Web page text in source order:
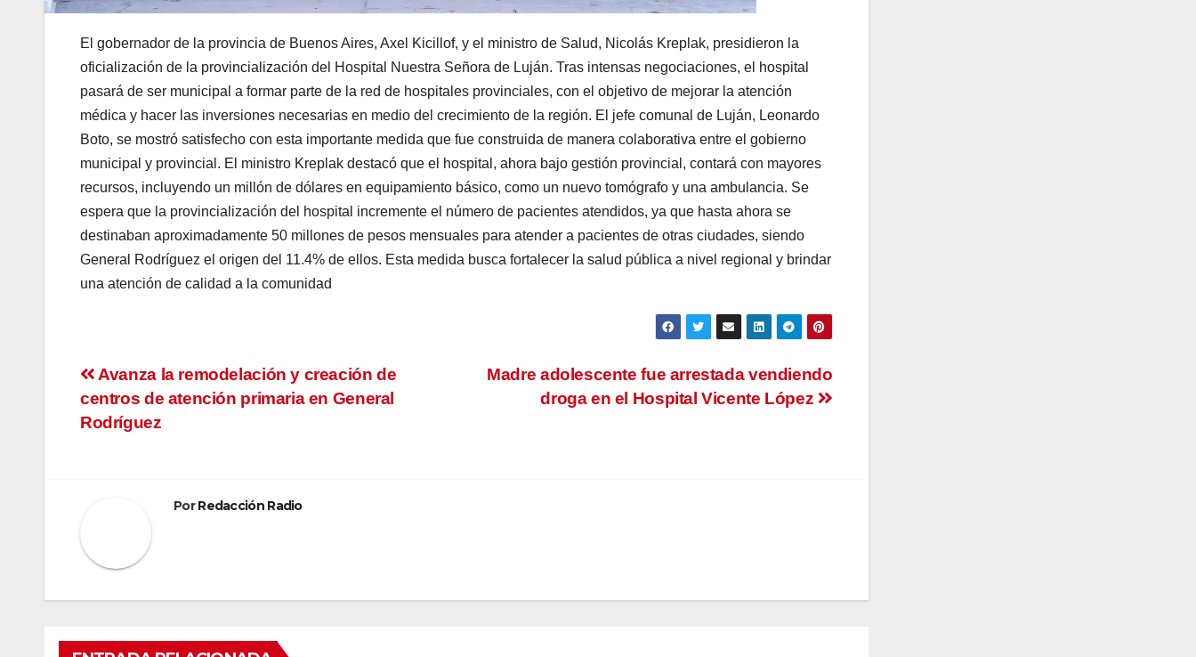
El gobernador de la provincia de Buenos Aires, Axel Kicillof, y el ministro de Salud, Nicolás Kreplak, presidieron la
oficialización de la provincialización del Hospital Nuestra Señora de Luján. Tras intensas negociaciones, el hospital
pasará de ser municipal a formar parte de la red de hospitales provinciales, con el objetivo de mejorar la atención
médica y hacer las inversiones necesarias en medio del crecimiento de la región. El jefe comunal de Luján, Leonardo
Boto, se mostró satisfecho con esta importante medida que fue construida de manera colaborativa entre el gobierno
municipal y provincial. El ministro Kreplak destacó que el hospital, ahora bajo gestión provincial, contará con mayores
recursos, incluyendo un millón de dólares en equipamiento básico, como un nuevo tomógrafo y una ambulancia. Se
espera que la provincialización del hospital incremente el número de pacientes atendidos, ya que hasta ahora se
destinaban aproximadamente 50 millones de pesos mensuales para atender a pacientes de otras ciudades, siendo
General Rodríguez el origen del 11.4% de ellos. Esta medida busca fortalecer la salud pública a nivel regional y brindar
una atención de calidad a la comunidad
Navegación
de
Madre adolescente fue arrestada vendiendo
droga en el Hospital Vicente López
Avanza la remodelación y creación de
centros de atención primaria en General
Rodríguez
PorRedacción Radio